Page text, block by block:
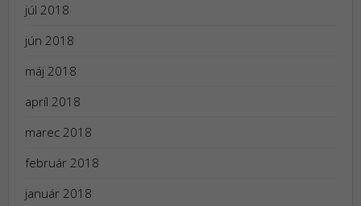
júl 2018
jún 2018
máj 2018
apríl 2018
marec 2018
február 2018
január 2018